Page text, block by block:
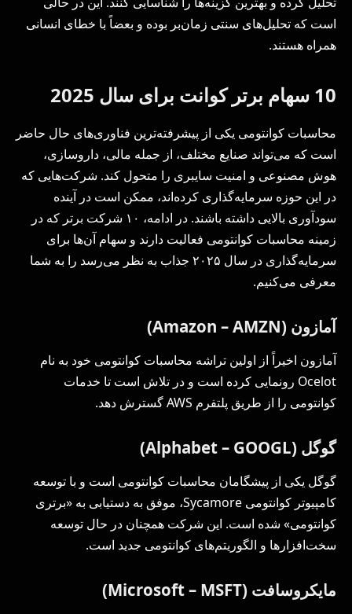
است که تحلیل‌های سنتی زمان‌بر بوده و بعضاً با خطای انسانی
همراه هستند.
10 سهام برتر کوانت برای سال 2025
محاسبات کوانتومی یکی از پیشرفته‌ترین فناوری‌های حال حاضر
است که می‌تواند صنایع مختلف، از جمله مالی، داروسازی،
هوش مصنوعی و امنیت سایبری را متحول کند. شرکت‌هایی که
در این حوزه سرمایه‌گذاری کرده‌اند، ممکن است در آینده
سودآوری بالایی داشته باشند. در ادامه، ۱۰ شرکت برتر که در
زمینه محاسبات کوانتومی فعالیت دارند و سهام آن‌ها برای
سرمایه‌گذاری در سال ۲۰۲۵ جذاب به نظر می‌رسد را به شما
معرفی می‌کنیم.
آمازون (Amazon – AMZN)
آمازون اخیراً از اولین تراشه محاسبات کوانتومی خود به نام
Ocelot رونمایی کرده است و در تلاش است تا خدمات
کوانتومی را از طریق پلتفرم AWS گسترش دهد.
گوگل (Alphabet – GOOGL)
گوگل یکی از پیشگامان محاسبات کوانتومی است و با توسعه
کامپیوتر کوانتومی Sycamore، موفق به دستیابی به «برتری
کوانتومی» شده است. این شرکت همچنان در حال توسعه
سخت‌افزارها و الگوریتم‌های کوانتومی جدید است.
مایکروسافت (Microsoft – MSFT)